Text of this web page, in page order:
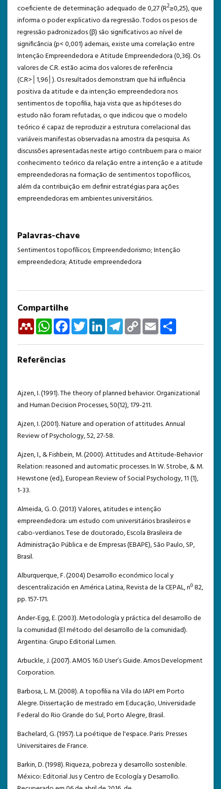
coeficiente de determinação adequado de 0,27 (R2≥0,25), que
informa o poder explicativo da regressão. Todos os pesos de
regressão padronizados (β) são significativos ao nível de
significância (p< 0,001) ademais, existe uma correlação entre
Intenção Empreendedora e Atitude Empreendedora (0,36). Os
valores de C.R. estão acima dos valores de referência
(C.R>│1,96│). Os resultados demonstram que há influência
positiva da atitude e da intenção empreendedora nos
sentimentos de topofilia, haja vista que as hipóteses do
estudo não foram refutadas, o que indicou que o modelo
teórico é capaz de reproduzir a estrutura correlacional das
variáveis manifestas observadas na amostra da pesquisa. As
discussões apresentadas neste artigo contribuem para o maior
conhecimento teórico da relação entre a intenção e a atitude
empreendedoras na formação de sentimentos topofílicos,
além da contribuição em definir estratégias para ações
empreendedoras em ambientes universitários.
Palavras-chave
Sentimentos topofílicos; Empreendedorismo; Intenção
empreendedora; Atitude empreendedora
Compartilhe
MendeleyWhatsAppFacebookTwitterLinkedInTelegramCopy
Link
Email
Referências
Ajzen, I. (1991). The theory of planned behavior. Organizational
and Human Decision Processes, 50(12), 179-211.
Ajzen, I. (2001). Nature and operation of attitudes. Annual
Review of Psychology, 52, 27-58.
Ajzen, I., & Fishbein, M. (2000). Attitudes and Attitude-Behavior
Relation: reasoned and automatic processes. In W. Strobe, & M.
Hewstone (ed.), European Review of Social Psychology, 11 (1),
1-33.
Almeida, G. O. (2013) Valores, atitudes e intenção
empreendedora: um estudo com universitários brasileiros e
cabo-verdianos. Tese de doutorado, Escola Brasileira de
Administração Pública e de Empresas (EBAPE), São Paulo, SP,
Brasil.
Alburquerque, F. (2004) Desarrollo económico local y
descentralización en América Latina, Revista de la CEPAL, nº 82,
pp. 157-171.
Ander-Egg, E. (2003). Metodología y práctica del desarrollo de
la comunidad (El método del desarrollo de la comunidad).
Argentina: Grupo Editorial Lumen.
Arbuckle, J. (2007). AMOS 16.0 User’s Guide. Amos Development
Corporation.
Barbosa, L. M. (2008). A topofilia na Vila do IAPI em Porto
Alegre. Dissertação de mestrado em Educação, Universidade
Federal do Rio Grande do Sul, Porto Alegre, Brasil.
Bachelard, G. (1957). La poétique de l'espace. Paris: Presses
Universitaires de France.
Barkin, D. (1998). Riqueza, pobreza y desarrollo sostenible.
México: Editorial Jus y Centro de Ecología y Desarrollo.